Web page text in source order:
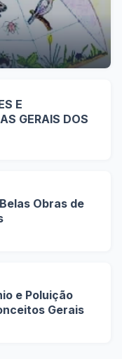
E
GERAIS DOS
Obras de
e Poluição
Gerais